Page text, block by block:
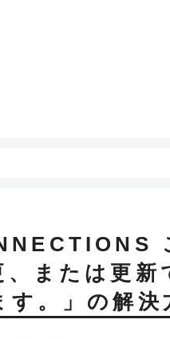
、または更
。」の解決